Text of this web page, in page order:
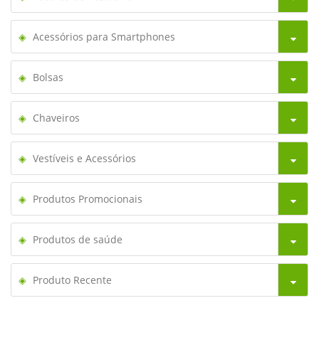
Acessórios para Smartphones
Bolsas
Chaveiros
Vestíveis e Acessórios
Produtos Promocionais
Produtos de saúde
Produto Recente